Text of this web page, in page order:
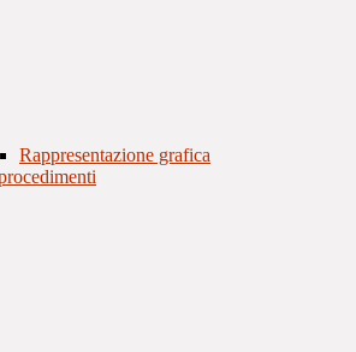
Rappresentazione grafica